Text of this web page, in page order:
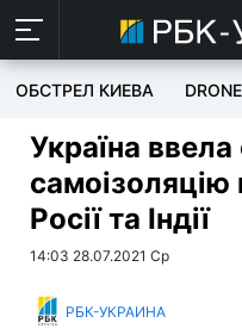
ОБСТРЕЛ КИЕВА
Україна
самоізоляцію
Росії та Індії
14:03 28.07.2021 Ср
РБК-УКРАИНА